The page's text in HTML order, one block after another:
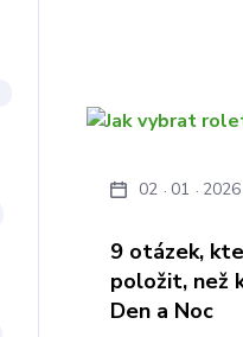
9 otázek,
položit, než
Den a Noc
02 01 2026